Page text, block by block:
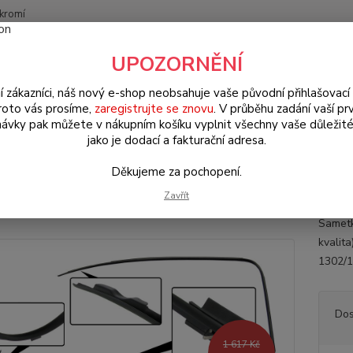
Hledat
Brouk Typ 1 (1938 » 03) Exteriér (Exterior) Okna & těsnění
OE černá/stahování skla
1 617 Kč
1302/
UPOZORNĚNÍ
zákazníci, náš nový e-shop neobsahuje vaše původní přihlašovací
vás prosíme, zaregistrujte se znovu. V průběhu zadání vaší
pak můžete v nákupním košíku vyplnit všechny vaše
jako je dodací a fakturační adresa.
Děkujeme za pochopení.
Zavřít